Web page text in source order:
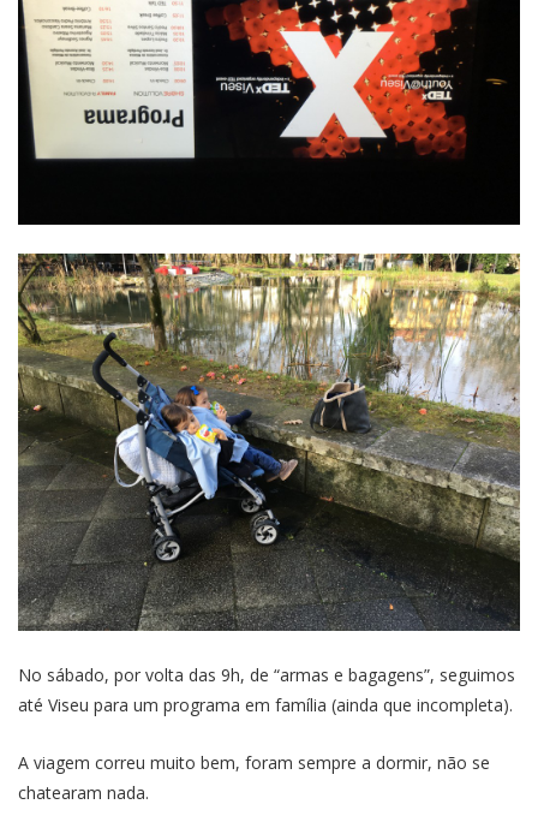
No sábado, por volta das 9h, de “armas e bagagens”, seguimos
até Viseu para um programa em família (ainda que incompleta).
A viagem correu muito bem, foram sempre a dormir, não se
chatearam nada.